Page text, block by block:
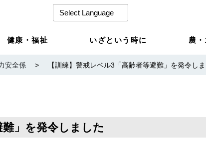
健康・福祉 いざという時に 農
安全係 > 【訓練】警戒レベル3「高齢者等避難」を発令し
難」を発令しました